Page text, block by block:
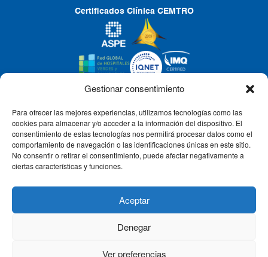
Gestionar consentimiento
Para ofrecer las mejores experiencias, utilizamos tecnologías como las
cookies para almacenar y/o acceder a la información del dispositivo. El
consentimiento de estas tecnologías nos permitirá procesar datos como el
comportamiento de navegación o las identificaciones únicas en este sitio.
No consentir o retirar el consentimiento, puede afectar negativamente a
ciertas características y funciones.
Aceptar
Denegar
Ver preferencias
Certificados Clínica CEMTRO
CLÍNICA CEMTRO
QUIÉNES SOMOS